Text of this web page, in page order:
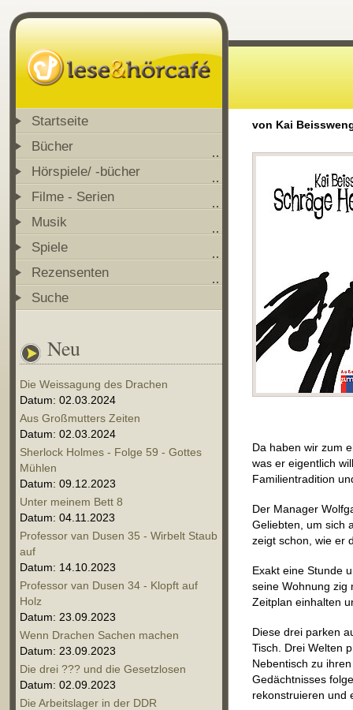
Startseite
Bücher
Hörspiele/ -bücher
Filme - Serien
Musik
Spiele
Rezensenten
Suche
Neu
Die Weissagung des Drachen
Datum: 02.03.2024
Aus Großmutters Zeiten
Datum: 02.03.2024
Sherlock Holmes - Folge 59 - Gottes
Mühlen
Datum: 09.12.2023
Unter meinem Bett 8
Datum: 04.11.2023
Professor van Dusen 35 - Wirbelt Staub
auf
Datum: 14.10.2023
Professor van Dusen 34 - Klopft auf
Holz
Datum: 23.09.2023
Wenn Drachen Sachen machen
Datum: 23.09.2023
Die drei ??? und die Gesetzlosen
Datum: 02.09.2023
Die Arbeitslager in der DDR
von Kai
Da haben wir zum
was er eigentlich
Familientradition
Der Manager
Geliebten, um sich
zeigt schon, wie er
Exakt eine Stunde
seine Wohnung zig
Zeitplan einhalten
Diese drei parken
Tisch. Drei Welten
Nebentisch zu
Gedächtnisses
rekonstruieren und